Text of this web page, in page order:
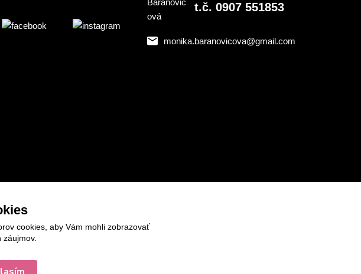
t.č. 0907 551853
monika.baranovicova@gmail.com
cookies, aby Vám mohli zobrazovať